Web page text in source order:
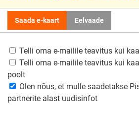
Saada e-kaart Eelvaade
Telli oma e-mailile teavitus kui
Telli oma e-mailile teavitus kui
poolt
Olen nõus, et mulle saadetakse
partnerite alast uudisinfot